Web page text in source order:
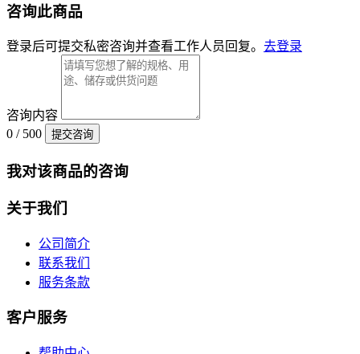
咨询此商品
登录后可提交私密咨询并查看工作人员回复。 去登录
咨询内容
0 / 500
提交咨询
我对该商品的咨询
关于我们
公司简介
联系我们
服务条款
客户服务